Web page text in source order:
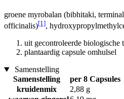
groene myrobalan (bibhitaki,
officinalis)[1],
uit gecontroleerde biologische
plantaardig capsule omhulsel
Samenstelling
Samenstelling
per 8 Capsules
kruidenmix
2,88 g